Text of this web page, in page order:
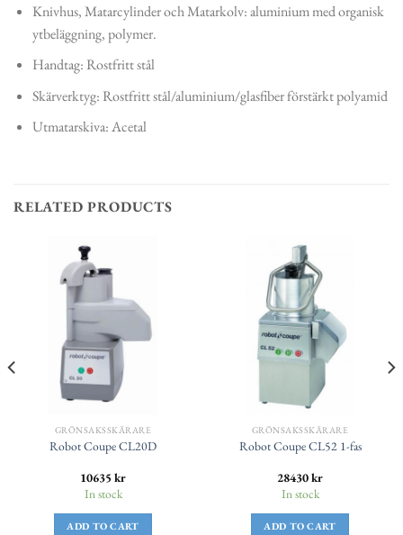
Knivhus, Matarcylinder och Matarkolv: aluminium med organisk
ytbeläggning, polymer.
Handtag: Rostfritt stål
Skärverktyg: Rostfritt stål/aluminium/glasfiber förstärkt polyamid
Utmatarskiva: Acetal
RELATED PRODUCTS
GRÖNSAKSSKÄRARE
Robot Coupe CL20D
10635 kr
In stock
ADD TO CART
GRÖNSAKSSKÄRARE
Robot Coupe CL52 1-fas
28430kr
In stock
ADD TO CART